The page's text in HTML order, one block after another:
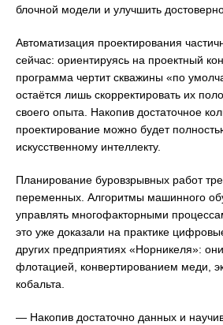
блочной модели и улучшить
Автоматизация проектирования
сейчас: ориентируясь на проектный
программа чертит скважины «по
остаётся лишь скорректировать их
своего опыта. Накопив достаточное
проектирование можно будет
искусственному интеллекту.
Планирование буровзрывных работ
переменных. Алгоритмы машинного
управлять многофакторными
это уже доказали на практике
других предприятиях «Норникеля»:
флотацией, конвертированием меди,
кобальта.
— Накопив достаточно данных и